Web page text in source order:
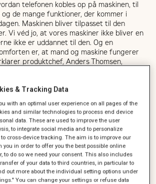
telefonen kobles op på maskinen, til
de mange funktioner, der kommer i
Maskinen bliver tilpasset til den
Vi véd jo, at vores maskiner ikke bliver en
ikke er uddannet til den. Og en
er, at mand og maskine fungerer
produktchef, Anders Thomsen,
& Tracking Data
with an optimal user experience on all pages of the
and similar technologies to process end device
data. These are used to improve the user
to integrate social media and to personalize
cross-device tracking. The aim is to improve our
in order to offer you the best possible online
to do so we need your consent. This also includes
of your data to third countries, in particular to
out more about the individual setting options under
You can change your settings or refuse data